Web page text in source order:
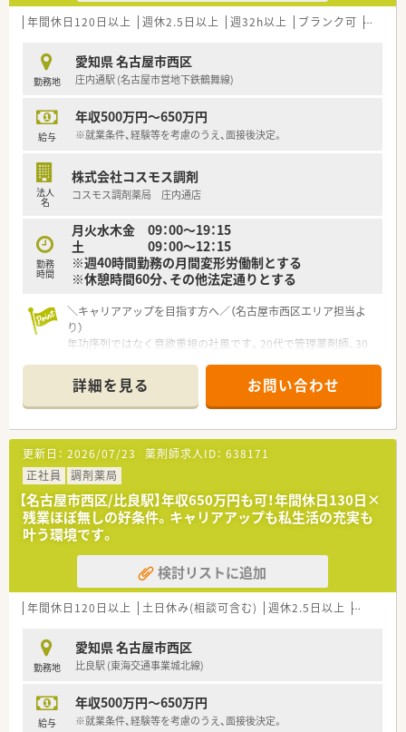
年間休日120日以上 週休2.5日以上 週32h以上 ブランク可 車通勤
勤務地
愛知県 名古屋市西区
庄内通駅 (名古屋市営地下鉄鶴舞線)
給与
年収500万円～650万円
※就業条件、経験等を考慮のうえ、面接後決定。
法人
名
株式会社コスモス調剤
コスモス調剤薬局 庄内通店
勤務
時間
月火水木金 09：00～19：15
土 09：00～12：15
※週40時間勤務の月間変形労働制とする
※休憩時間60分、その他法定通りとする
＼キャリアアップを目指す方へ／（名古屋市西区エリア担当よ
り）
年功序列ではなく意欲重視の社風です。20代で管理薬剤師、30
ただけます。
【店舗情報と応需状況について】
■庄内通駅から徒歩8分と通勤至便な立地で、内科や小児科、ア
レルギー科など多科目の処方箋を1日約70枚ほど応需していま
す。
■ドクターとの信頼関係が厚い門前薬局として運営されており、
患者様一人ひとりに寄り添った丁寧な服薬指導を実践できる環
境です。
■近隣のクリニックに合わせた開局時間となっており、特定の科
目に偏らず幅広い知識を習得できるためスキルアップに最適で
す。
【募集背景と求める人物像について】
■今後の新規開局やさらなる事業拡大を見据えた増員募集であ
す。
■指示を待つだけでなく自ら進んで物事に取り組める方や、経営
者視点を持って店舗を盛り上げていただける方を歓迎していま
■若手から子育てが一段落した世代まで幅広く受け入れており、
長期的に腰を据えて活躍していただける仲間を募集していま
詳細を見る お問い合わせ
更新日： 2026/07/23 薬剤師求人ID： 638171
正社員
調剤薬局
【名古屋市西区/比良駅】年収650万円も可！年間休日130日×
残業ほぼ無しの好条件。キャリアアップも私生活の充実も
叶う環境です。
検討リストに追加
年間休日120日以上 土日休み(相談可含む) 週休2.5日以上 週32h以
勤務地
愛知県 名古屋市西区
比良駅 (東海交通事業城北線)
給与
年収500万円～650万円
※就業条件、経験等を考慮のうえ、面接後決定。